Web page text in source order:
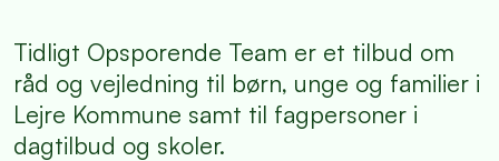
Tidligt Opsporende Team er et tilbud om
råd og vejledning til børn, unge og familier i
Lejre Kommune samt til fagpersoner i
dagtilbud og skoler.